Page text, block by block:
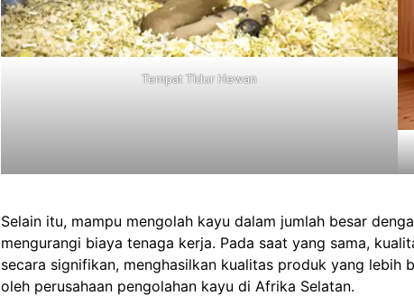
Tempat Tidur Hewan
Selain itu, mampu mengolah kayu dalam jumlah besar
mengurangi biaya tenaga kerja. Pada saat yang sama,
secara signifikan, menghasilkan kualitas produk yang lebih
oleh perusahaan pengolahan kayu di Afrika Selatan.